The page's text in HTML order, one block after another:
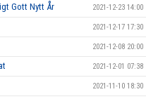
Gott Nytt År 2021-12-23 14:00
2021-12-17 17:30
2021-12-08 20:00
2021-12-01 07:38
2021-11-10 18:30